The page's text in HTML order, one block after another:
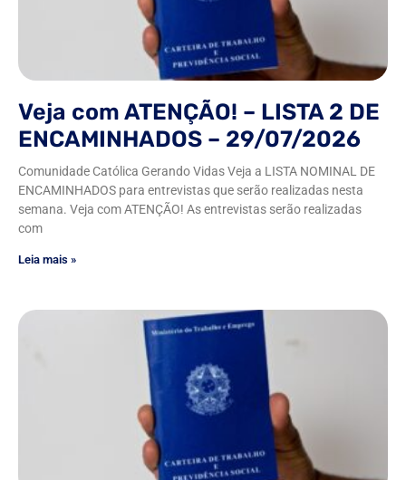
Veja com ATENÇÃO! – LISTA 2 DE
ENCAMINHADOS – 29/07/2026
Comunidade Católica Gerando Vidas Veja a LISTA NOMINAL DE
ENCAMINHADOS para entrevistas que serão realizadas nesta
semana. Veja com ATENÇÃO! As entrevistas serão realizadas
com
Leia mais »